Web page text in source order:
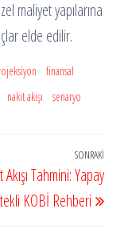
maliyet yapılarına
elde edilir.
finansal
nakit akışı
senaryo
SONRAKI
Tahmini: Yapay
KOBİ Rehberi